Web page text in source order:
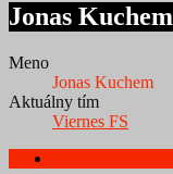
Jonas Kuchem
Meno
Jonas Kuchem
Aktuálny tím
Viernes FS